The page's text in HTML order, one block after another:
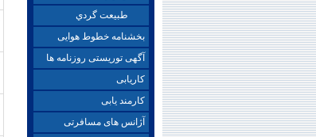
طبيعت گردي
بخشنامه خطوط هوایی
آگهی توریستی روزنامه ها
کاریابی
کارمند یابی
آژانس های مسافرتی